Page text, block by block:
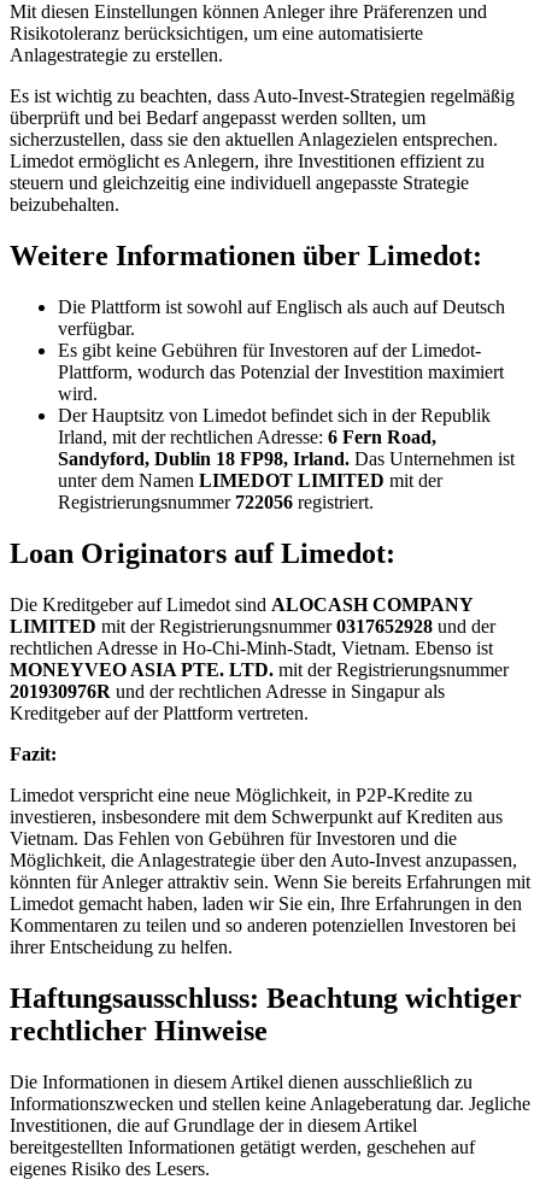
Mit diesen Einstellungen können Anleger ihre Präferenzen und
Risikotoleranz berücksichtigen, um eine automatisierte
Anlagestrategie zu erstellen.
Es ist wichtig zu beachten, dass Auto-Invest-Strategien regelmäßig
überprüft und bei Bedarf angepasst werden sollten, um
sicherzustellen, dass sie den aktuellen Anlagezielen entsprechen.
Limedot ermöglicht es Anlegern, ihre Investitionen effizient zu
steuern und gleichzeitig eine individuell angepasste Strategie
beizubehalten.
Weitere Informationen über Limedot:
Die Plattform ist sowohl auf Englisch als auch auf Deutsch
verfügbar.
Es gibt keine Gebühren für Investoren auf der Limedot-
Plattform, wodurch das Potenzial der Investition maximiert
wird.
Der Hauptsitz von Limedot befindet sich in der Republik
Irland, mit der rechtlichen Adresse: 6 Fern Road,
Sandyford, Dublin 18 FP98, Irland. Das Unternehmen ist
unter dem Namen LIMEDOT LIMITED mit der
Registrierungsnummer 722056 registriert.
Loan Originators auf Limedot:
Die Kreditgeber auf Limedot sind ALOCASH COMPANY
LIMITED mit der Registrierungsnummer0317652928 und der
rechtlichen Adresse in Ho-Chi-Minh-Stadt, Vietnam. Ebenso ist
MONEYVEO ASIA PTE. LTD. mit der Registrierungsnummer
201930976R und der rechtlichen Adresse in Singapur als
Kreditgeber auf der Plattform vertreten.
Fazit:
Limedot verspricht eine neue Möglichkeit, in P2P-Kredite zu
investieren, insbesondere mit dem Schwerpunkt auf Krediten aus
Vietnam. Das Fehlen von Gebühren für Investoren und die
Möglichkeit, die Anlagestrategie über den Auto-Invest anzupassen,
könnten für Anleger attraktiv sein. Wenn Sie bereits Erfahrungen mit
Limedot gemacht haben, laden wir Sie ein, Ihre Erfahrungen in den
Kommentaren zu teilen und so anderen potenziellen Investoren bei
ihrer Entscheidung zu helfen.
Haftungsausschluss: Beachtung wichtiger
rechtlicher Hinweise
Die Informationen in diesem Artikel dienen ausschließlich zu
Informationszwecken und stellen keine Anlageberatung dar. Jegliche
Investitionen, die auf Grundlage der in diesem Artikel
bereitgestellten Informationen getätigt werden, geschehen auf
eigenes Risiko des Lesers.